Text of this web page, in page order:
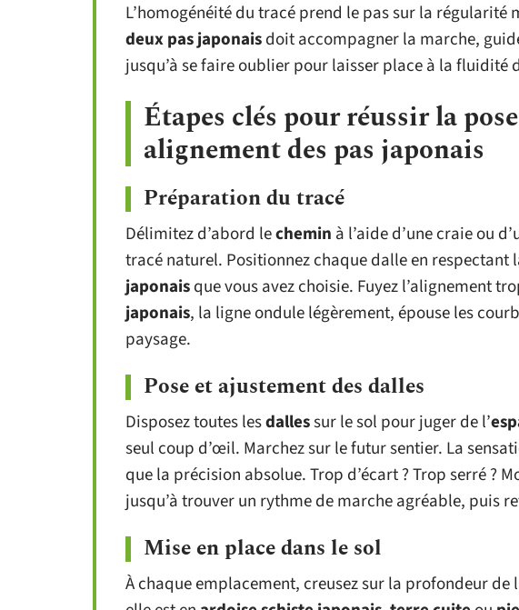
L’homogénéité du tracé prend le pas sur la régularité
deux pas japonaisdoit accompagner la marche,
jusqu’à se faire oublier pour laisser place à la fluidité
Étapes clés pour réussir la
alignement des pas japonais
Préparation du tracé
Délimitez d’abord lechemin à l’aide d’une craie ou
tracé naturel. Positionnez chaque dalle en respectant
japonaisque vous avez choisie. Fuyez l’alignement
japonais, la ligne ondule légèrement, épouse les
paysage.
Pose et ajustement des dalles
Disposez toutes lesdallessur le sol pour juger de l’
seul coup d’œil. Marchez sur le futur sentier. La
que la précision absolue. Trop d’écart ? Trop serré ?
jusqu’à trouver un rythme de marche agréable, puis
Mise en place dans le sol
À chaque emplacement, creusez sur la profondeur de